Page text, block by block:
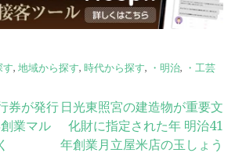
す, 地域から探す, 時代から探す, ・明治, ・工芸
券が発行
業マル
日光東照宮の建造物が重要文
化財に指定された年 明治41
年創業月立屋米店の玉しょう